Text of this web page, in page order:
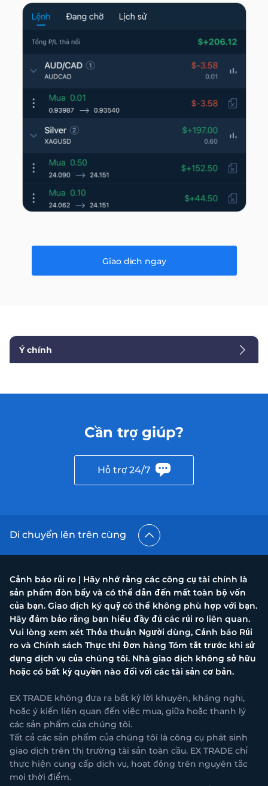
Giao dịch ngay
Ý chính
Cần trợ giúp?
Hỗ trợ 24/7
Di chuyển lên trên cùng
Cảnh báo rủi ro | Hãy nhớ rằng các công cụ tài chính là
sản phẩm đòn bẩy và có thể dẫn đến mất toàn bộ vốn
của bạn. Giao dịch ký quỹ có thể không phù hợp với bạn.
Hãy đảm bảo rằng bạn hiểu đầy đủ các rủi ro liên quan.
Vui lòng xem xét Thỏa thuận Người dùng, Cảnh báo Rủi
ro và Chính sách Thực thi Đơn hàng Tóm tắt trước khi sử
dụng dịch vụ của chúng tôi. Nhà giao dịch không sở hữu
hoặc có bất kỳ quyền nào đối với các tài sản cơ bản.
EX TRADE không đưa ra bất kỳ lời khuyên, kháng nghị,
hoặc ý kiến liên quan đến việc mua, giữa hoặc thanh lý
các sản phẩm của chúng tôi.
Tất cả các sản phẩm của chúng tôi là công cụ phát sinh
giao dịch trên thị trường tài sản toàn cầu. EX TRADE chỉ
thực hiện cung cấp dịch vụ, hoạt động trên nguyên tắc
mọi thời điểm.